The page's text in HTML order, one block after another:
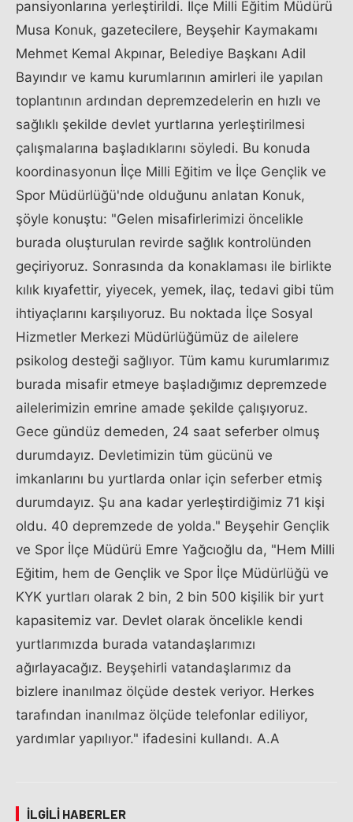
pansiyonlarına yerleştirildi. İlçe Milli Eğitim Müdürü
Musa Konuk, gazetecilere, Beyşehir Kaymakamı
Mehmet Kemal Akpınar, Belediye Başkanı Adil
Bayındır ve kamu kurumlarının amirleri ile yapılan
toplantının ardından depremzedelerin en hızlı ve
sağlıklı şekilde devlet yurtlarına yerleştirilmesi
çalışmalarına başladıklarını söyledi. Bu konuda
koordinasyonun İlçe Milli Eğitim ve İlçe Gençlik ve
Spor Müdürlüğü'nde olduğunu anlatan Konuk,
şöyle konuştu: "Gelen misafirlerimizi öncelikle
burada oluşturulan revirde sağlık kontrolünden
geçiriyoruz. Sonrasında da konaklaması ile birlikte
kılık kıyafettir, yiyecek, yemek, ilaç, tedavi gibi tüm
ihtiyaçlarını karşılıyoruz. Bu noktada İlçe Sosyal
Hizmetler Merkezi Müdürlüğümüz de ailelere
psikolog desteği sağlıyor. Tüm kamu kurumlarımız
burada misafir etmeye başladığımız depremzede
ailelerimizin emrine amade şekilde çalışıyoruz.
Gece gündüz demeden, 24 saat seferber olmuş
durumdayız. Devletimizin tüm gücünü ve
imkanlarını bu yurtlarda onlar için seferber etmiş
durumdayız. Şu ana kadar yerleştirdiğimiz 71 kişi
oldu. 40 depremzede de yolda." Beyşehir Gençlik
ve Spor İlçe Müdürü Emre Yağcıoğlu da, "Hem Milli
Eğitim, hem de Gençlik ve Spor İlçe Müdürlüğü ve
KYK yurtları olarak 2 bin, 2 bin 500 kişilik bir yurt
kapasitemiz var. Devlet olarak öncelikle kendi
yurtlarımızda burada vatandaşlarımızı
ağırlayacağız. Beyşehirli vatandaşlarımız da
bizlere inanılmaz ölçüde destek veriyor. Herkes
tarafından inanılmaz ölçüde telefonlar ediliyor,
yardımlar yapılıyor." ifadesini kullandı. A.A
İLGILI HABERLER